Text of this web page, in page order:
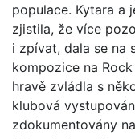
populace. Kytara a
zjistila, že více
i zpívat, dala se na
kompozice na
hravě zvládla s
klubová
zdokumentovány